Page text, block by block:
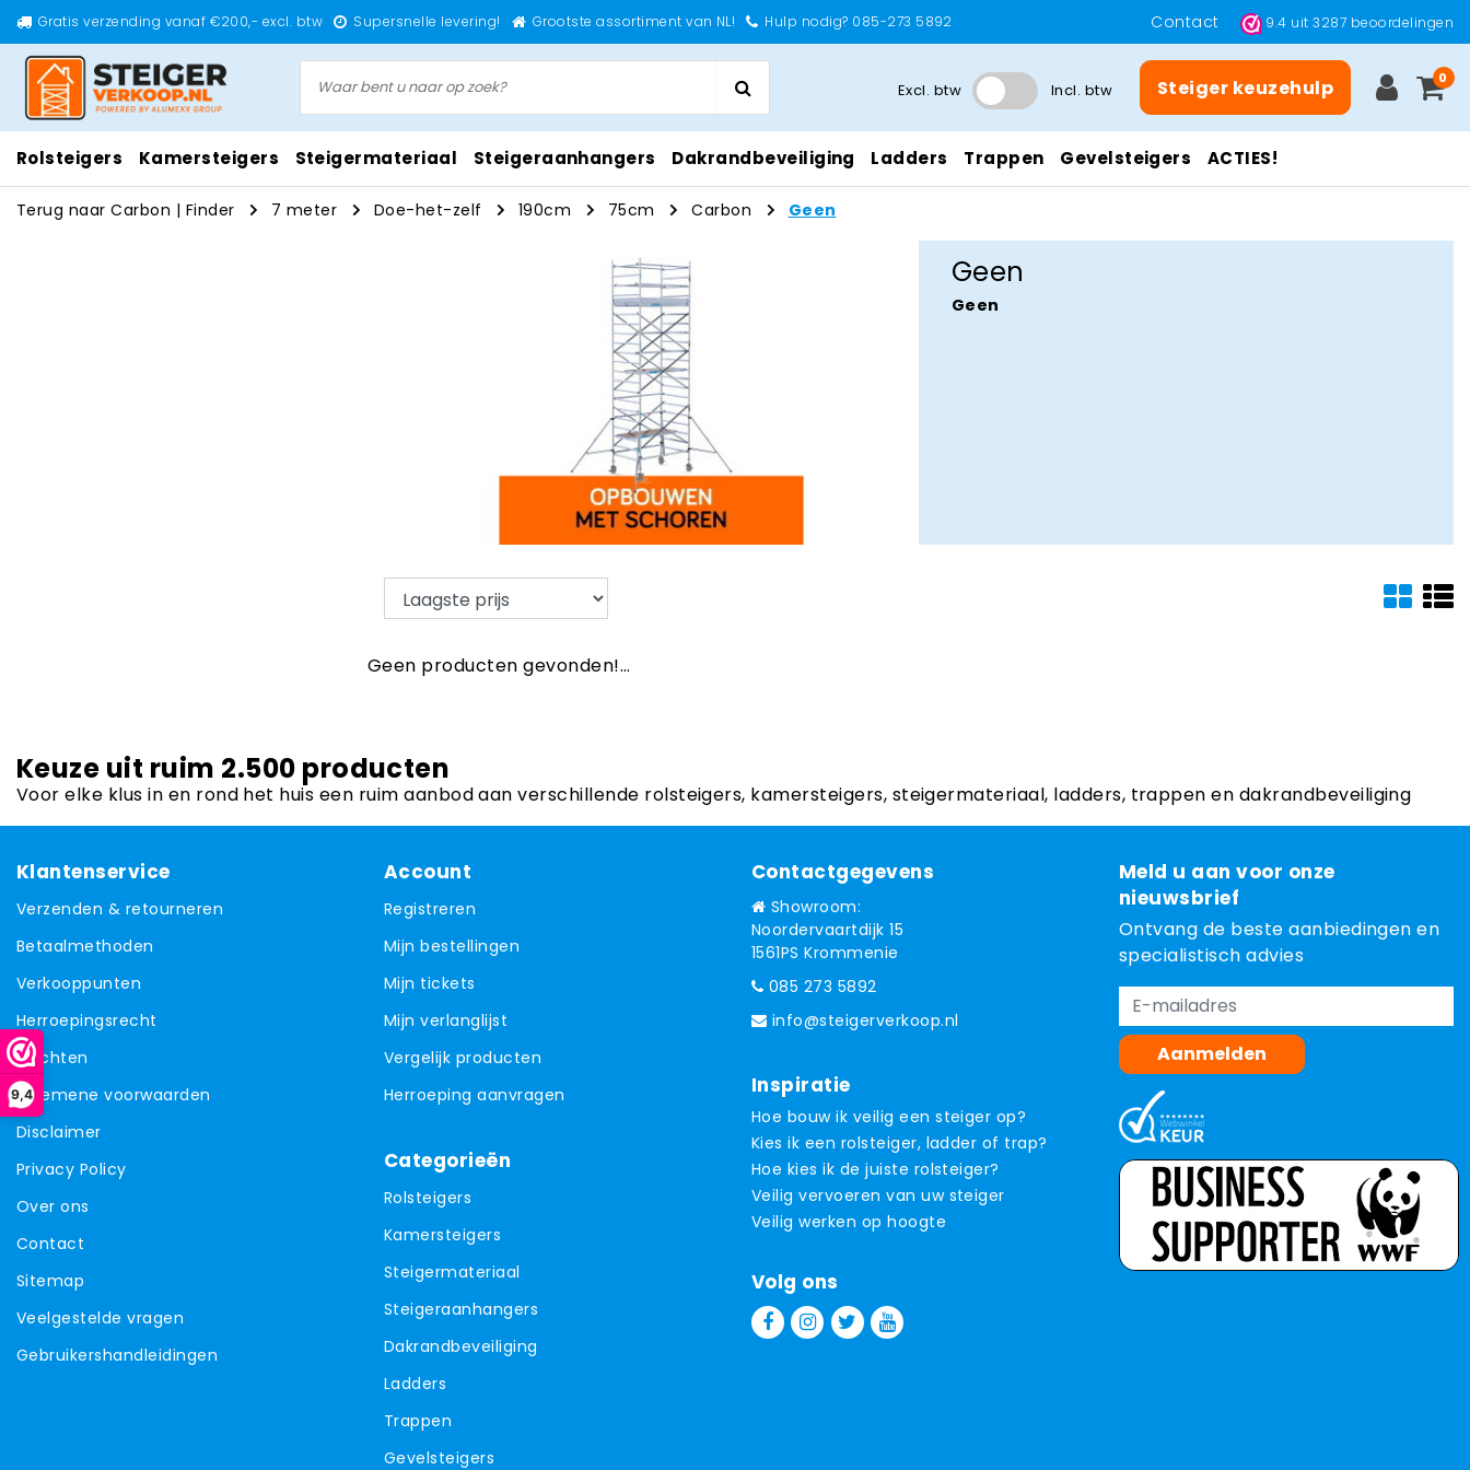
9,4
Gratis verzending vanaf €200,- excl. btw Supersnelle levering! Grootste assortiment van NL! Hulp nodig? 085-273 5892 Contact 9.4 uit3287 beoordelingen
Excl. btw Incl. btw Steiger keuzehulp 0
Rolsteigers Kamersteigers Steigermateriaal Steigeraanhangers Dakrandbeveiliging Ladders Trappen Gevelsteigers ACTIES!
Terug naar Carbon | Finder 7 meter Doe-het-zelf 190cm 75cm Carbon Geen
Geen
Geen
Geen producten gevonden!...
Keuze uit ruim 2.500 producten
Voor elke klus in en rond het huis een ruim aanbod aan verschillende rolsteigers, kamersteigers, steigermateriaal, ladders, trappen en dakrandbeveiliging
Klantenservice
Verzenden & retourneren
Betaalmethoden
Verkooppunten
Herroepingsrecht
Klachten
Algemene voorwaarden
Disclaimer
Privacy Policy
Over ons
Contact
Sitemap
Veelgestelde vragen
Gebruikershandleidingen
Account
Registreren
Mijn bestellingen
Mijn tickets
Mijn verlanglijst
Vergelijk producten
Herroeping aanvragen
Categorieën
Rolsteigers
Kamersteigers
Steigermateriaal
Steigeraanhangers
Dakrandbeveiliging
Ladders
Trappen
Gevelsteigers
Contactgegevens
Showroom:
Noordervaartdijk 15
1561PS Krommenie
085 273 5892
info@steigerverkoop.nl
Inspiratie
Hoe bouw ik veilig een steiger op?
Kies ik een rolsteiger, ladder of trap?
Hoe kies ik de juiste rolsteiger?
Veilig vervoeren van uw steiger
Veilig werken op hoogte
Volg ons
Meld u aan voor onze
nieuwsbrief
Ontvang de beste aanbiedingen en
specialistisch advies
Aanmelden